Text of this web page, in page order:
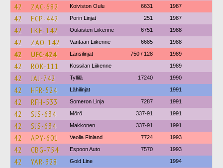
42 ZAC-682 Koiviston Oulu 6631 1987
42 ECP-442 Porin Linjat 251 1987
42 LKE-142 Oulaisten Liikenne 6751 1988
42 ZAO-142 Vantaan Liikenne 6685 1988
42 UFC-424 Länsilinjat 750 / 128 1989
42 ROK-111 Kossilan Liikenne 1989
42 JAJ-742 Tyllilä 17240 1990
42 HFR-524 Lähilinjat 1991
42 RFH-533 Someron Linja 7287 1991
42 SJS-634 Mörö 337-91 1991
42 SJS-634 Makkonen 337-91 1991
42 APY-601 Veolia Finland 7724 1993
42 CBG-754 Espoon Auto 7570 1993
42 YAR-328 Gold Line 1994